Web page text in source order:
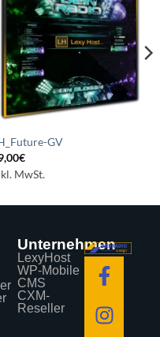
Auf die
Wunschliste
setzen
GV
€
MwSt.
Unternehmen
LexyHost
WP-Mobile
CMS
CXM-
Reseller